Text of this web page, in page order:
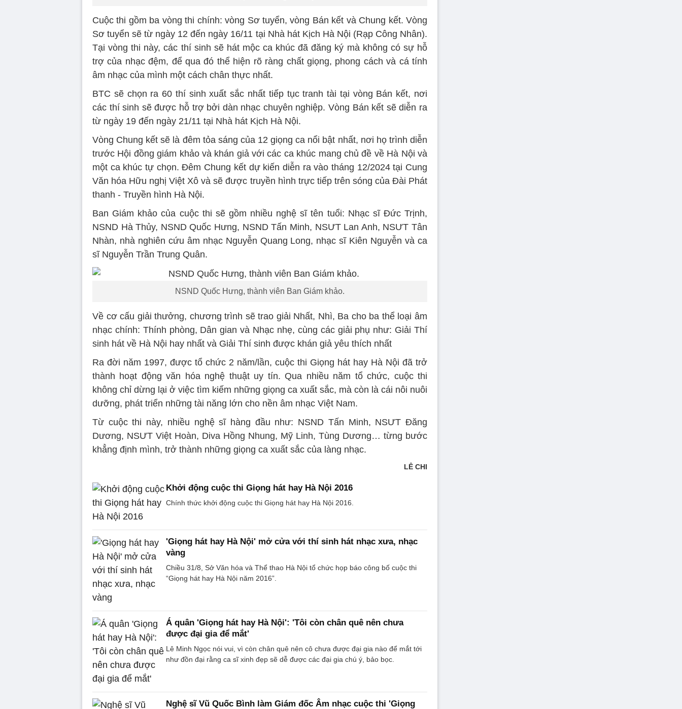
Cuộc thi gồm ba vòng thi chính: vòng Sơ tuyển, vòng Bán kết và Chung kết. Vòng
Sơ tuyển sẽ từ ngày 12 đến ngày 16/11 tại Nhà hát Kịch Hà Nội (Rạp Công Nhân).
Tại vòng thi này, các thí sinh sẽ hát mộc ca khúc đã đăng ký mà không có sự hỗ
trợ của nhạc đệm, để qua đó thể hiện rõ ràng chất giọng, phong cách và cá tính
âm nhạc của mình một cách chân thực nhất.
BTC sẽ chọn ra 60 thí sinh xuất sắc nhất tiếp tục tranh tài tại vòng Bán kết, nơi
các thí sinh sẽ được hỗ trợ bởi dàn nhạc chuyên nghiệp. Vòng Bán kết sẽ diễn ra
từ ngày 19 đến ngày 21/11 tại Nhà hát Kịch Hà Nội.
Vòng Chung kết sẽ là đêm tỏa sáng của 12 giọng ca nổi bật nhất, nơi họ trình diễn
trước Hội đồng giám khảo và khán giả với các ca khúc mang chủ đề về Hà Nội và
một ca khúc tự chọn. Đêm Chung kết dự kiến diễn ra vào tháng 12/2024 tại Cung
Văn hóa Hữu nghị Việt Xô và sẽ được truyền hình trực tiếp trên sóng của Đài Phát
thanh - Truyền hình Hà Nội.
Ban Giám khảo của cuộc thi sẽ gồm nhiều nghệ sĩ tên tuổi: Nhạc sĩ Đức Trịnh,
NSND Hà Thủy, NSND Quốc Hưng, NSND Tấn Minh, NSƯT Lan Anh, NSƯT Tân
Nhàn, nhà nghiên cứu âm nhạc Nguyễn Quang Long, nhạc sĩ Kiên Nguyễn và ca
sĩ Nguyễn Trần Trung Quân.
NSND Quốc Hưng, thành viên Ban Giám khảo.
Về cơ cấu giải thưởng, chương trình sẽ trao giải Nhất, Nhì, Ba cho ba thể loại âm
nhạc chính: Thính phòng, Dân gian và Nhạc nhẹ, cùng các giải phụ như: Giải Thí
sinh hát về Hà Nội hay nhất và Giải Thí sinh được khán giả yêu thích nhất
Ra đời năm 1997, được tổ chức 2 năm/lần, cuộc thi Giọng hát hay Hà Nội đã trở
thành hoạt động văn hóa nghệ thuật uy tín. Qua nhiều năm tổ chức, cuộc thi
không chỉ dừng lại ở việc tìm kiếm những giọng ca xuất sắc, mà còn là cái nôi nuôi
dưỡng, phát triển những tài năng lớn cho nền âm nhạc Việt Nam.
Từ cuộc thi này, nhiều nghệ sĩ hàng đầu như: NSND Tấn Minh, NSƯT Đăng
Dương, NSƯT Việt Hoàn, Diva Hồng Nhung, Mỹ Linh, Tùng Dương… từng bước
khẳng định mình, trở thành những giọng ca xuất sắc của làng nhạc.
LÊ CHI
Khởi động cuộc thi Giọng hát hay Hà Nội 2016
Chính thức khởi động cuộc thi Giọng hát hay Hà Nội 2016.
'Giọng hát hay Hà Nội' mở cửa với thí sinh hát nhạc xưa, nhạc
vàng
Chiều 31/8, Sở Văn hóa và Thể thao Hà Nội tổ chức họp báo công bố cuộc thi
“Giọng hát hay Hà Nội năm 2016”.
Á quân 'Giọng hát hay Hà Nội': 'Tôi còn chân quê nên chưa
được đại gia để mắt'
Lê Minh Ngọc nói vui, vì còn chân quê nên cô chưa được đại gia nào để mắt tới
như đồn đại rằng ca sĩ xinh đẹp sẽ dễ được các đại gia chú ý, bảo bọc.
Nghệ sĩ Vũ Quốc Bình làm Giám đốc Âm nhạc cuộc thi 'Giọng